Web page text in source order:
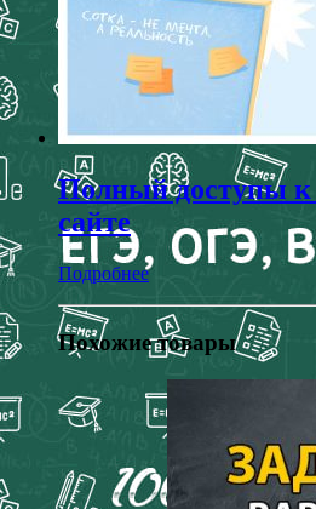
Полный доступы к
сайте
Подробнее
Похожие товары